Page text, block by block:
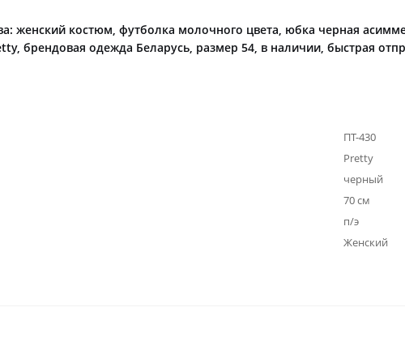
женский костюм, футболка молочного цвета, юбка черная
брендовая одежда Беларусь, размер 54, в наличии, быстрая
ПТ-430
Pretty
черный
70 см
п/э
Женский